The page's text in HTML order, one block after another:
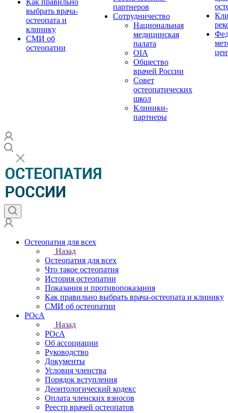
Как правильно
выбрать врача-
остеопата и
клинику
СМИ об
остеопатии
партнеров
Сотрудничество
Национальная
медицинская
палата
OIA
Общество
врачей России
Совет
остеопатических
школ
Клиники-
партнеры
Остеопатия для всех
Назад
Остеопатия для всех
Что такое остеопатия
История остеопатии
Показания и противопоказания
Как правильно выбрать врача-остеопата и клинику
СМИ об остеопатии
РОсА
Назад
РОсА
Об ассоциации
Руководство
Документы
Условия членства
Порядок вступления
Деонтологический кодекс
Оплата членских взносов
Реестр врачей остеопатов